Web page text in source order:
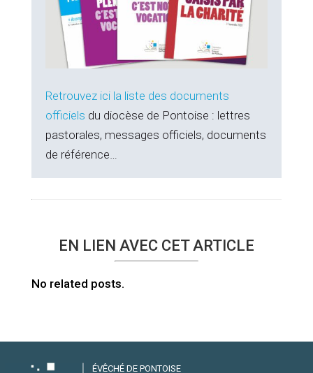
Retrouvez ici la liste des documents
officiels du diocèse de Pontoise : lettres
pastorales, messages officiels, documents
de référence…
EN LIEN AVEC CET ARTICLE
No related posts.
ÉVÊCHÉ DE PONTOISE